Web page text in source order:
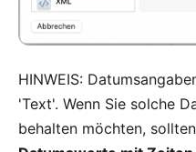
HINWEIS:
'Text'. Wenn Sie solche
behalten möchten,